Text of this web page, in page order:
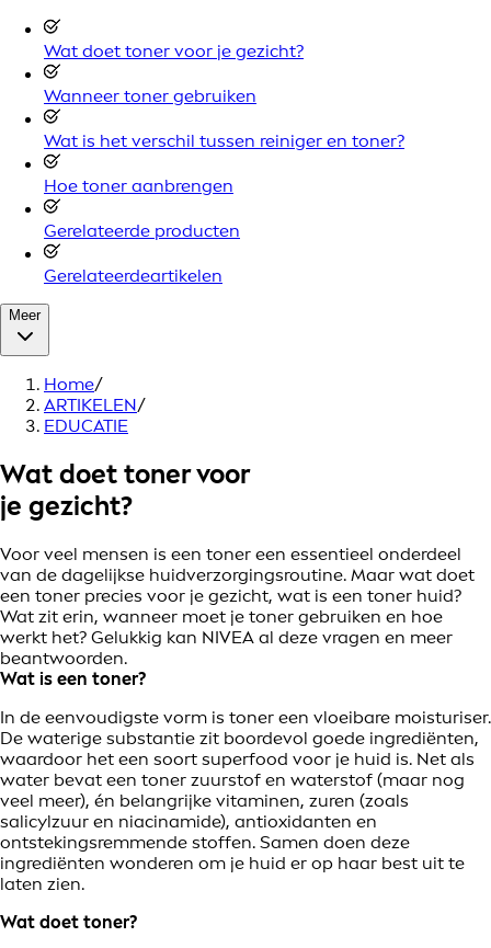
Wat doet toner voor je gezicht?
Wanneer toner gebruiken
Wat is het verschil tussen reiniger en toner?
Hoe toner aanbrengen
Gerelateerde producten
Gerelateerdeartikelen
Meer
Home/
ARTIKELEN/
EDUCATIE
Wat doet toner voor
je gezicht?
Voor veel mensen is een toner een essentieel onderdeel
van de dagelijkse huidverzorgingsroutine. Maar wat doet
een toner precies voor je gezicht, wat is een toner huid?
Wat zit erin, wanneer moet je toner gebruiken en hoe
werkt het? Gelukkig kan NIVEA al deze vragen en meer
beantwoorden.
Wat is een toner?
In de eenvoudigste vorm is toner een vloeibare moisturiser.
De waterige substantie zit boordevol goede ingrediënten,
waardoor het een soort superfood voor je huid is. Net als
water bevat een toner zuurstof en waterstof (maar nog
veel meer), én belangrijke vitaminen, zuren (zoals
salicylzuur en niacinamide), antioxidanten en
ontstekingsremmende stoffen. Samen doen deze
ingrediënten wonderen om je huid er op haar best uit te
laten zien.
Wat doet toner?